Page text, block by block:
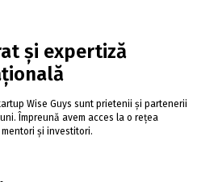
și expertiză
Wise Guys sunt prietenii și partenerii
Împreună avem acces la o rețea
și investitori.